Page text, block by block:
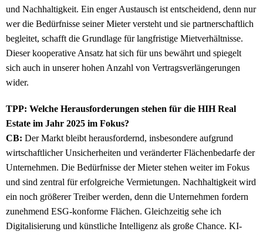
und Nachhaltigkeit. Ein enger Austausch ist entscheidend, denn nur
wer die Bedürfnisse seiner Mieter versteht und sie partnerschaftlich
begleitet, schafft die Grundlage für langfristige Mietverhältnisse.
Dieser kooperative Ansatz hat sich für uns bewährt und spiegelt
sich auch in unserer hohen Anzahl von Vertragsverlängerungen
wider.
TPP: Welche Herausforderungen stehen für die HIH Real
Estate im Jahr 2025 im Fokus?
CB: Der Markt bleibt herausfordernd, insbesondere aufgrund
wirtschaftlicher Unsicherheiten und veränderter Flächenbedarfe der
Unternehmen. Die Bedürfnisse der Mieter stehen weiter im Fokus
und sind zentral für erfolgreiche Vermietungen. Nachhaltigkeit wird
ein noch größerer Treiber werden, denn die Unternehmen fordern
zunehmend ESG-konforme Flächen. Gleichzeitig sehe ich
Digitalisierung und künstliche Intelligenz als große Chance. KI-